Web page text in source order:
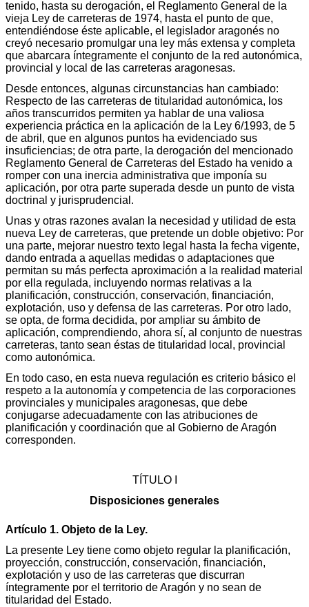
tenido, hasta su derogación, el Reglamento General de la
vieja Ley de carreteras de 1974, hasta el punto de que,
entendiéndose éste aplicable, el legislador aragonés no
creyó necesario promulgar una ley más extensa y completa
que abarcara íntegramente el conjunto de la red autonómica,
provincial y local de las carreteras aragonesas.
Desde entonces, algunas circunstancias han cambiado:
Respecto de las carreteras de titularidad autonómica, los
años transcurridos permiten ya hablar de una valiosa
experiencia práctica en la aplicación de la Ley 6/1993, de 5
de abril, que en algunos puntos ha evidenciado sus
insuficiencias; de otra parte, la derogación del mencionado
Reglamento General de Carreteras del Estado ha venido a
romper con una inercia administrativa que imponía su
aplicación, por otra parte superada desde un punto de vista
doctrinal y jurisprudencial.
Unas y otras razones avalan la necesidad y utilidad de esta
nueva Ley de carreteras, que pretende un doble objetivo: Por
una parte, mejorar nuestro texto legal hasta la fecha vigente,
dando entrada a aquellas medidas o adaptaciones que
permitan su más perfecta aproximación a la realidad material
por ella regulada, incluyendo normas relativas a la
planificación, construcción, conservación, financiación,
explotación, uso y defensa de las carreteras. Por otro lado,
se opta, de forma decidida, por ampliar su ámbito de
aplicación, comprendiendo, ahora sí, al conjunto de nuestras
carreteras, tanto sean éstas de titularidad local, provincial
como autonómica.
En todo caso, en esta nueva regulación es criterio básico el
respeto a la autonomía y competencia de las corporaciones
provinciales y municipales aragonesas, que debe
conjugarse adecuadamente con las atribuciones de
planificación y coordinación que al Gobierno de Aragón
corresponden.
TÍTULO I
Disposiciones generales
Artículo 1. Objeto de la Ley.
La presente Ley tiene como objeto regular la planificación,
proyección, construcción, conservación, financiación,
explotación y uso de las carreteras que discurran
íntegramente por el territorio de Aragón y no sean de
titularidad del Estado.